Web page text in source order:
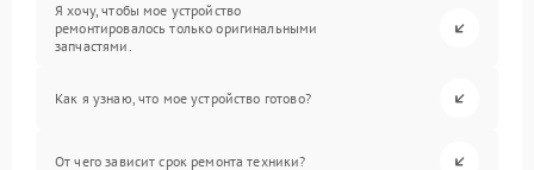
Я хочу, чтобы мое устройство
ремонтировалось только оригинальными
запчастями.
Как я узнаю, что мое устройство готово?
От чего зависит срок ремонта техники?